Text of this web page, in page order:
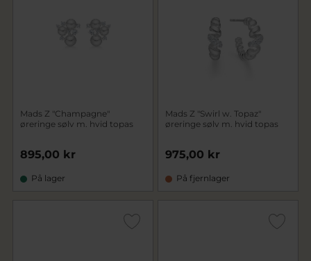
Mads Z "Champagne"
øreringe sølv m. hvid topas
895,00 kr
På lager
Mads Z "Swirl w. Topaz"
øreringe sølv m. hvid topas
975,00 kr
På fjernlager